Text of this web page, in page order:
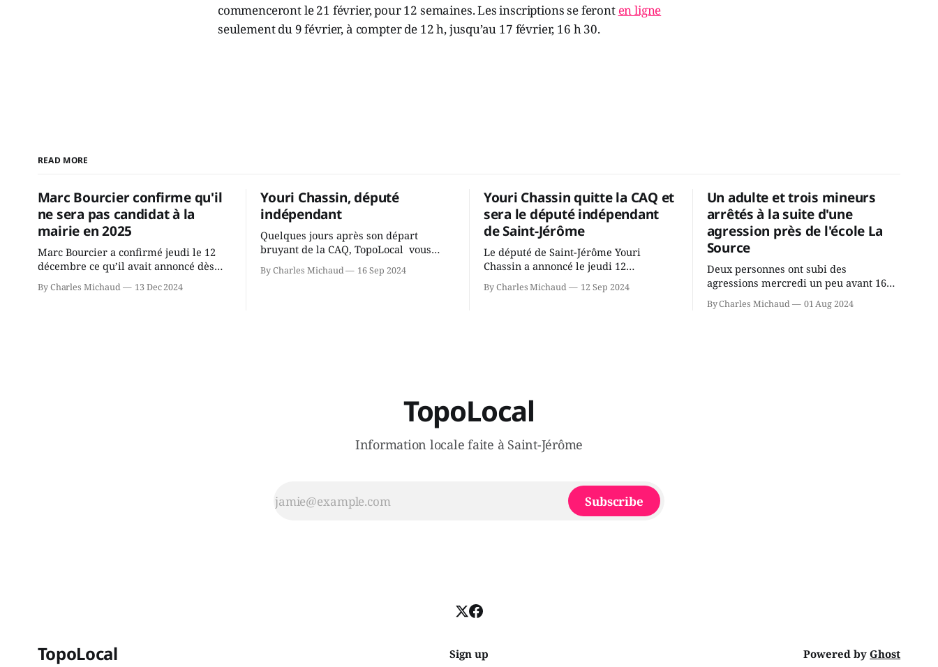
commenceront le 21 février, pour 12 semaines. Les inscriptions se feront en ligne
seulement du 9 février, à compter de 12 h, jusqu’au 17 février, 16 h 30.
READ MORE
Marc Bourcier confirme qu'il
ne sera pas candidat à la
mairie en 2025
Marc Bourcier a confirmé jeudi le 12
décembre ce qu’il avait annoncé dès
mandat à titre de maire de Saint-
By Charles Michaud 13 Dec 2024
Youri Chassin, député
indépendant
Quelques jours après son départ
bruyant de la CAQ, TopoLocal vous
Chassin. Nous avons causé de sa
By Charles Michaud 16 Sep 2024
Youri Chassin quitte la CAQ et
sera le député indépendant
de Saint-Jérôme
Le député de Saint-Jérôme Youri
Chassin a annoncé le jeudi 12
Coalition Avenir Québec de François
By Charles Michaud 12 Sep 2024
Un adulte et trois mineurs
arrêtés à la suite d'une
agression près de l'école La
Source
Deux personnes ont subi des
agressions mercredi un peu avant 16h
Source dans le secteur Bellefeuille de
By Charles Michaud 01 Aug 2024
TopoLocal
Information locale faite à Saint-Jérôme
Subscribe
TopoLocal Sign up Powered byGhost